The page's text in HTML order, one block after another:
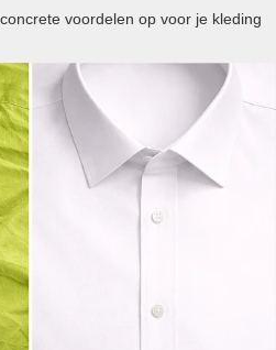
voordelen op voor je kleding